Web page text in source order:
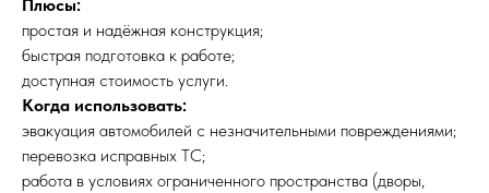
Плюсы:
простая и надёжная конструкция;
быстрая подготовка к работе;
доступная стоимость услуги.
Когда использовать:
эвакуация автомобилей с незначительными повреждениями;
перевозка исправных ТС;
работа в условиях ограниченного пространства (дворы,